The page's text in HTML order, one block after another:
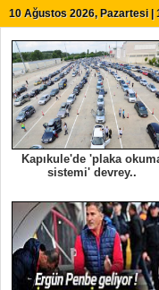
10 Ağustos 2026, Pazartesi |
Kapıkule'de 'plaka
sistemi' devrey..